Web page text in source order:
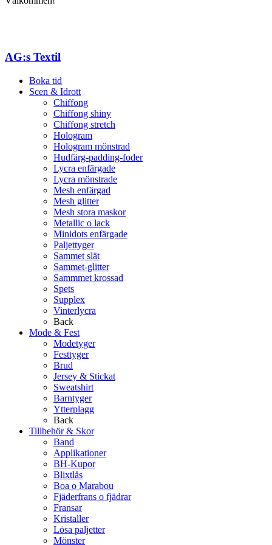
AG:s Textil
Boka tid
Scen & Idrott
Chiffong
Chiffong shiny
Chiffong stretch
Hologram
Hologram mönstrad
Hudfärg-padding-foder
Lycra enfärgade
Lycra mönstrade
Mesh enfärgad
Mesh glitter
Mesh stora maskor
Metallic o lack
Minidots enfärgade
Paljettyger
Sammet slät
Sammet-glitter
Sammmet krossad
Spets
Supplex
Vinterlycra
Back
Mode & Fest
Modetyger
Festtyger
Brud
Jersey & Stickat
Sweatshirt
Barntyger
Ytterplagg
Back
Tillbehör & Skor
Band
Applikationer
BH-Kupor
Blixtlås
Boa o Marabou
Fjäderfrans o fjädrar
Fransar
Kristaller
Lösa paljetter
Mönster